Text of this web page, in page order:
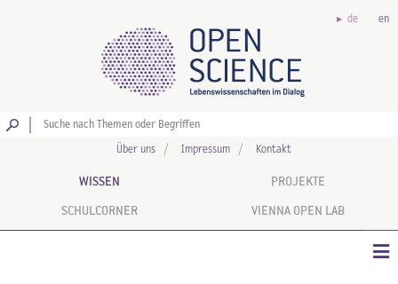
de en
Über uns Impressum Kontakt
WISSEN PROJEKTE
SCHULCORNER VIENNA OPEN LAB